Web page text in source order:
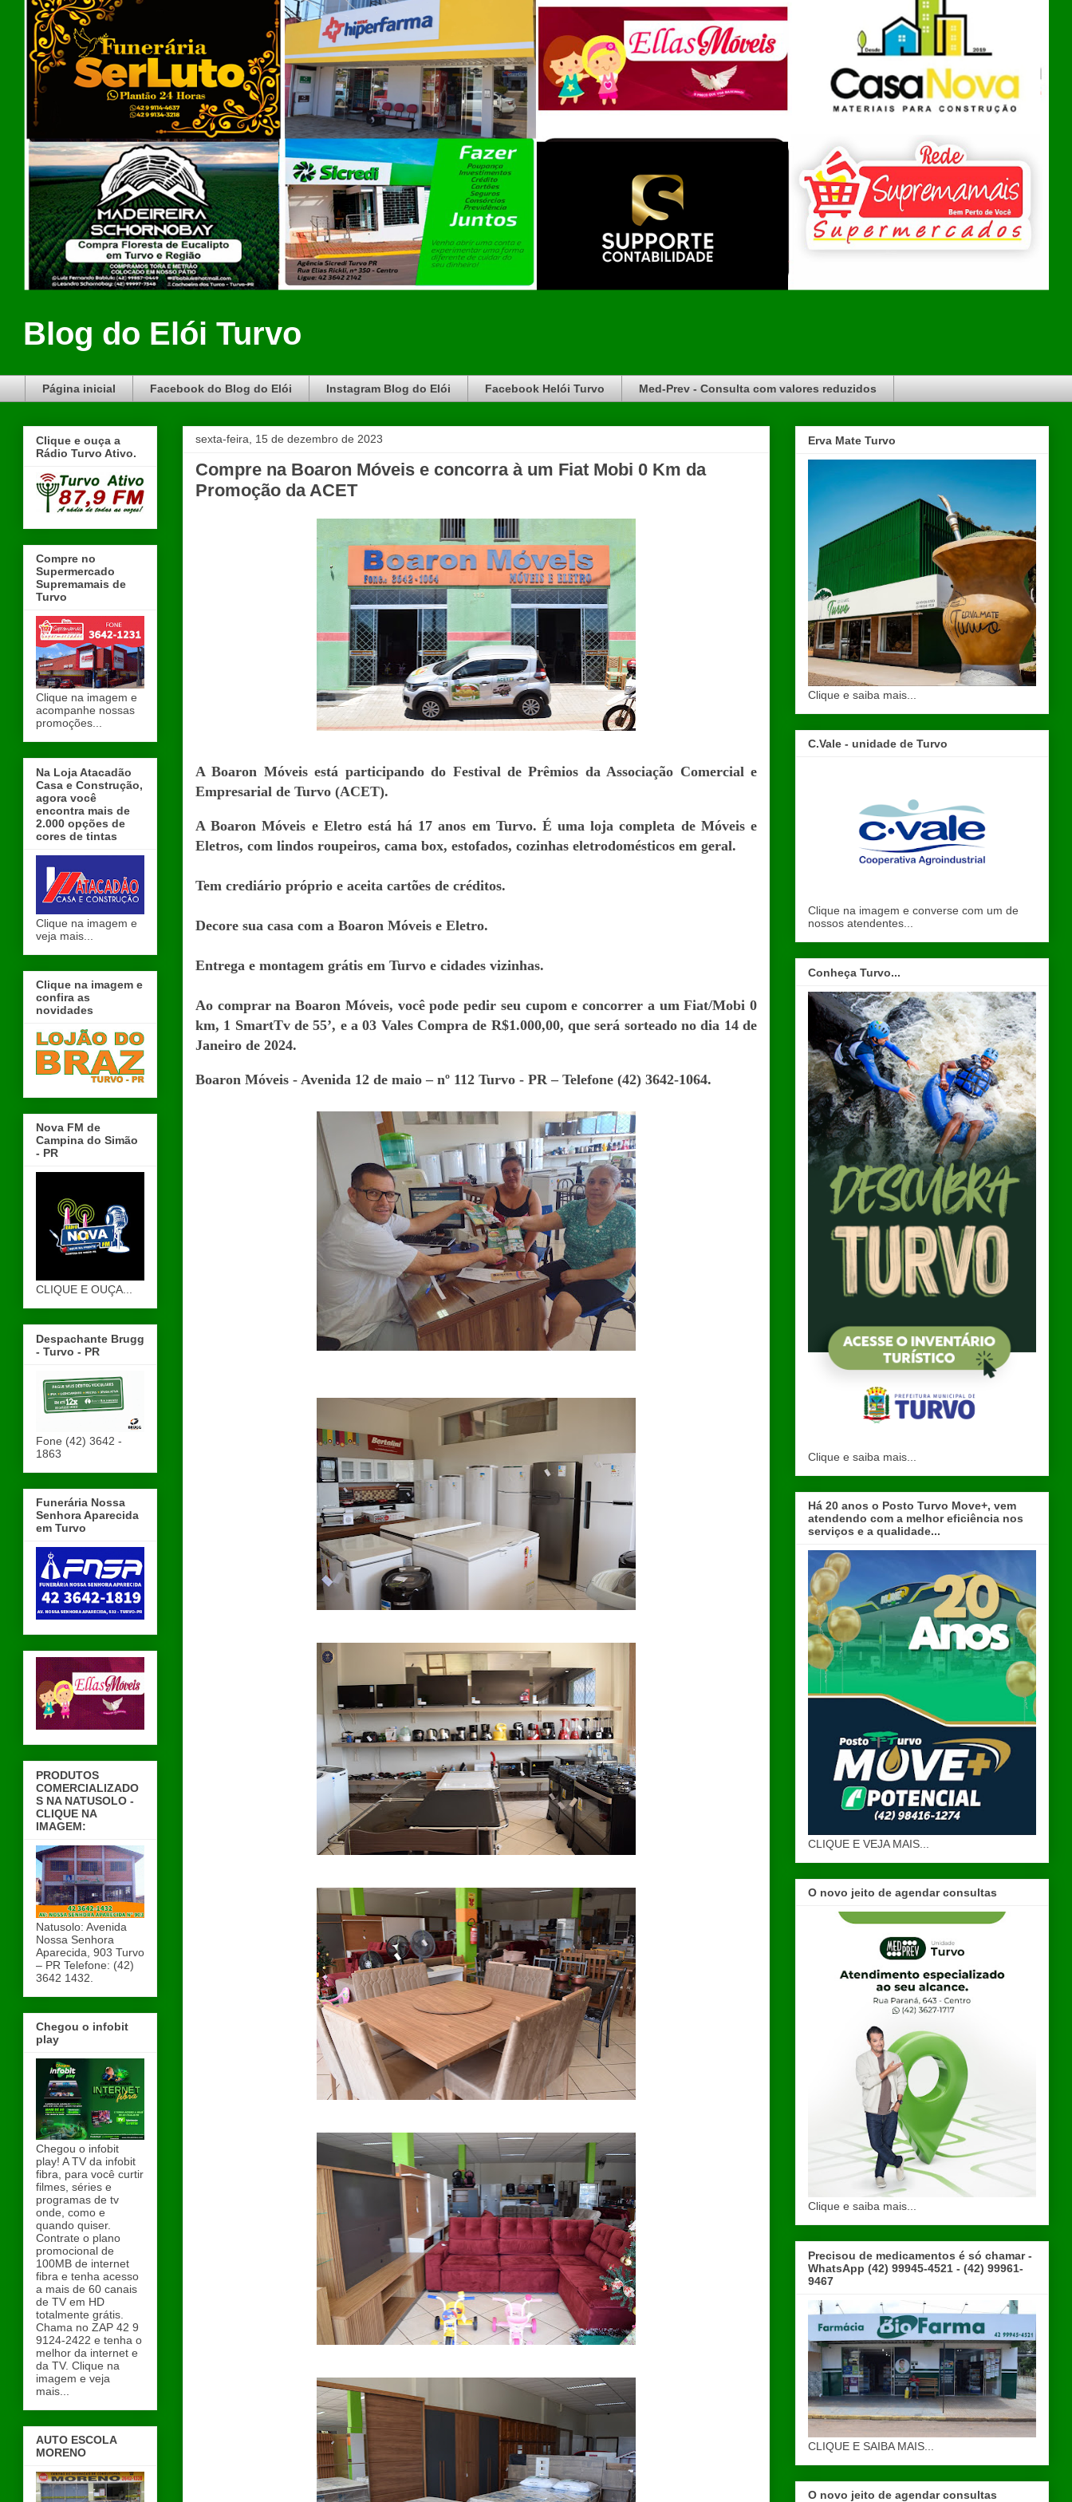
Blog do Elói Turvo
Página inicial Facebook do Blog do Elói Instagram Blog do Elói Facebook Helói Turvo Med-Prev - Consulta com valores reduzidos
sexta-feira, 15 de dezembro de 2023
Compre na Boaron Móveis e concorra à um Fiat Mobi 0 Km da
Promoção da ACET
A Boaron Móveis está participando do Festival de Prêmios da Associação Comercial e
Empresarial de Turvo (ACET).
A Boaron Móveis e Eletro está há 17 anos em Turvo. É uma loja completa de Móveis e
Eletros, com lindos roupeiros, cama box, estofados, cozinhas eletrodomésticos em geral.
Tem crediário próprio e aceita cartões de créditos.
Decore sua casa com a Boaron Móveis e Eletro.
Entrega e montagem grátis em Turvo e cidades vizinhas.
Ao comprar na Boaron Móveis, você pode pedir seu cupom e concorrer a um Fiat/Mobi 0
km, 1 SmartTv de 55’, e a 03 Vales Compra de R$1.000,00, que será sorteado no dia 14 de
Janeiro de 2024.
Boaron Móveis - Avenida 12 de maio – nº 112 Turvo - PR – Telefone (42) 3642-1064.
Clique e ouça a
Rádio Turvo Ativo.
Compre no
Supermercado
Supremamais de
Turvo
Clique na imagem e
acompanhe nossas
promoções...
Na Loja Atacadão
Casa e Construção,
agora você
encontra mais de
2.000 opções de
cores de tintas
Clique na imagem e
veja mais...
Clique na imagem e
confira as
novidades
Nova FM de
Campina do Simão
- PR
CLIQUE E OUÇA...
Despachante Brugg
- Turvo - PR
Fone (42) 3642 -
1863
Funerária Nossa
Senhora Aparecida
em Turvo
PRODUTOS
COMERCIALIZADO
S NA NATUSOLO -
CLIQUE NA
IMAGEM:
Natusolo: Avenida
Nossa Senhora
Aparecida, 903 Turvo
– PR Telefone: (42)
3642 1432.
Chegou o infobit
play
Chegou o infobit
play! A TV da infobit
fibra, para você curtir
filmes, séries e
programas de tv
onde, como e
quando quiser.
Contrate o plano
promocional de
100MB de internet
fibra e tenha acesso
a mais de 60 canais
de TV em HD
totalmente grátis.
Chama no ZAP 42 9
9124-2422 e tenha o
melhor da internet e
da TV. Clique na
imagem e veja
mais...
AUTO ESCOLA
MORENO
Erva Mate Turvo
Clique e saiba mais...
C.Vale - unidade de Turvo
Clique na imagem e converse com um de
nossos atendentes...
Conheça Turvo...
Clique e saiba mais...
Há 20 anos o Posto Turvo Move+, vem
atendendo com a melhor eficiência nos
serviços e a qualidade...
CLIQUE E VEJA MAIS...
O novo jeito de agendar consultas
Clique e saiba mais...
Precisou de medicamentos é só chamar -
WhatsApp (42) 99945-4521 - (42) 99961-
9467
CLIQUE E SAIBA MAIS...
O novo jeito de agendar consultas